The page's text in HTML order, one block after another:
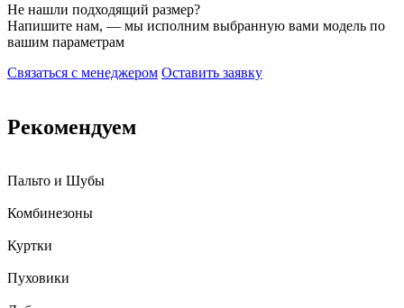
Не нашли подходящий размер?
Напишите нам, — мы исполним выбранную вами модель по
вашим параметрам
Связаться с менеджером Оставить заявку
Рекомендуем
Пальто и Шубы
Комбинезоны
Куртки
Пуховики